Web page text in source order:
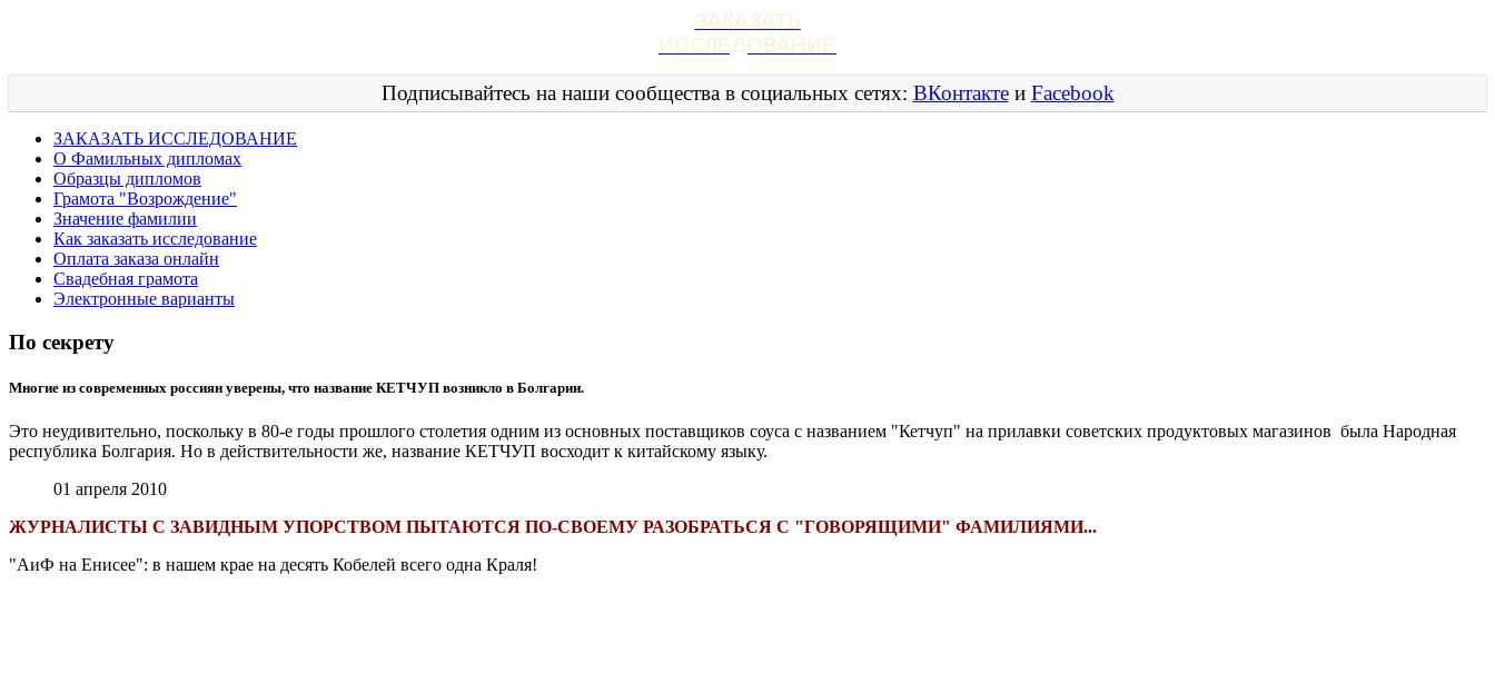
ЗАКАЗАТЬ
ИССЛЕДОВАНИЕ
Подписывайтесь на наши сообщества в социальных сетях: ВКонтактеи Facebook
ЗАКАЗАТЬ ИССЛЕДОВАНИЕ
О Фамильных дипломах
Образцы дипломов
Грамота "Возрождение"
Значение фамилии
Как заказать исследование
Оплата заказа онлайн
Свадебная грамота
Электронные варианты
По секрету
Многие из современных россиян уверены, что название КЕТЧУП возникло в Болгарии.
Это неудивительно, поскольку в 80-е годы прошлого столетия одним из основных поставщиков соуса с названием "Кетчуп" на прилавки советских продуктовых магазинов была Народная
республика Болгария. Но в действительности же, название КЕТЧУП восходит к китайскому языку.
01 апреля 2010
ЖУРНАЛИСТЫ С ЗАВИДНЫМ УПОРСТВОМ ПЫТАЮТСЯ ПО-СВОЕМУ РАЗОБРАТЬСЯ С "ГОВОРЯЩИМИ" ФАМИЛИЯМИ...
"АиФ на Енисее": в нашем крае на десять Кобелей всего одна Краля!